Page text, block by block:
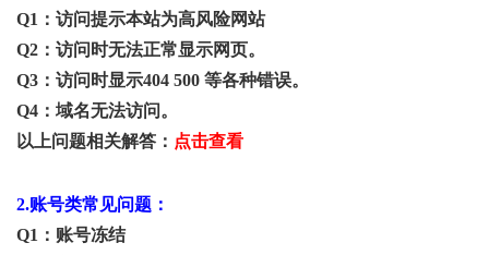
Q1：访问提示本站为高风险网站
Q2：访问时无法正常显示网页。
Q3：访问时显示404 500 等各种错误。
Q4：域名无法访问。
以上问题相关解答： 点击查看
2.账号类常见问题：
Q1：账号冻结